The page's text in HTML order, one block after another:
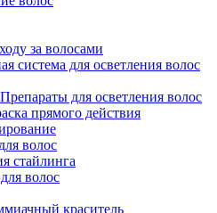
за волосами
система для осветления волос
для осветления волос
прямого действия
волос
стайлинга
волос
краситель